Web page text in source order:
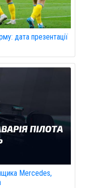
дата презентації
Mercedes,